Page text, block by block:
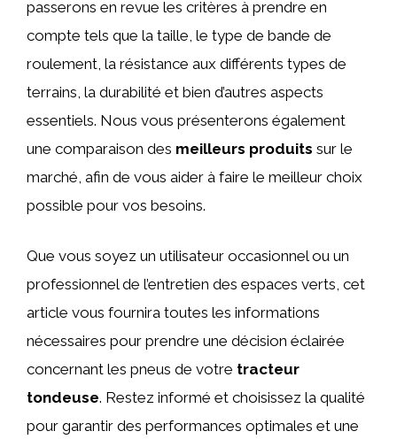
passerons en revue les critères à prendre en
compte tels que la taille, le type de bande de
roulement, la résistance aux différents types de
terrains, la durabilité et bien d’autres aspects
essentiels. Nous vous présenterons également
une comparaison des meilleurs produits sur le
marché, afin de vous aider à faire le meilleur choix
possible pour vos besoins.
Que vous soyez un utilisateur occasionnel ou un
professionnel de l’entretien des espaces verts, cet
article vous fournira toutes les informations
nécessaires pour prendre une décision éclairée
concernant les pneus de votre tracteur
tondeuse. Restez informé et choisissez la qualité
pour garantir des performances optimales et une